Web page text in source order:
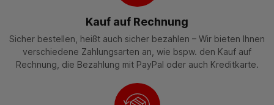
Kauf auf Rechnung
Sicher bestellen, heißt auch sicher bezahlen – Wir bieten Ihnen
verschiedene Zahlungsarten an, wie bspw. den Kauf auf
Rechnung, die Bezahlung mit PayPal oder auch Kreditkarte.